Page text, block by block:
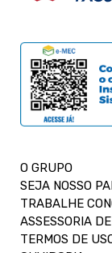
O GRUPO
SEJA NOSSO
TRABALHE
ASSESSORIA
TERMOS DE